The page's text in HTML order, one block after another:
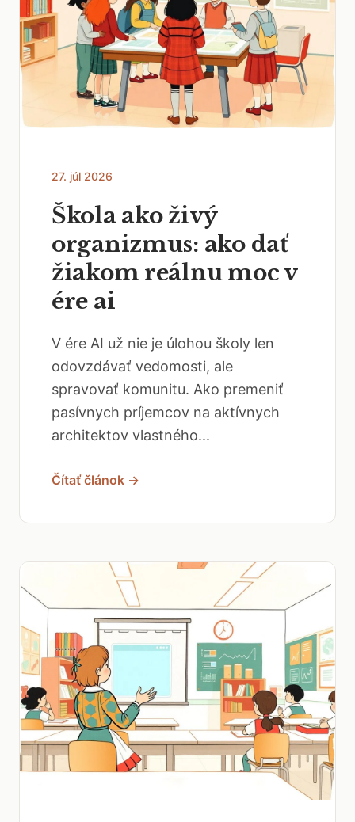
27. júl 2026
Škola ako živý
organizmus: ako dať
žiakom reálnu moc v
ére ai
V ére AI už nie je úlohou školy len
odovzdávať vedomosti, ale
spravovať komunitu. Ako premeniť
pasívnych príjemcov na aktívnych
architektov vlastného...
Čítať článok →